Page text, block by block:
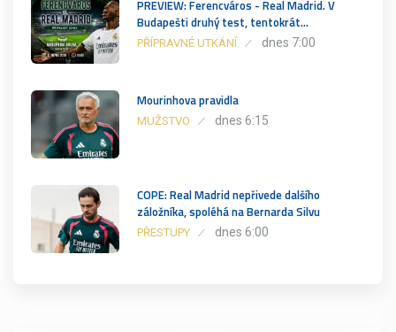
PREVIEW: Ferencváros - Real Madrid. V
Budapešti druhý test, tentokrát…
PŘÍPRAVNÉ UTKÁNÍ dnes 7:00
Mourinhova pravidla
MUŽSTVO dnes 6:15
COPE: Real Madrid nepřivede dalšího
záložníka, spoléhá na Bernarda Silvu
PŘESTUPY dnes 6:00